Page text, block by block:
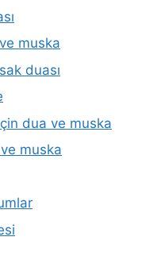
muska
duası
dua ve muska
muska